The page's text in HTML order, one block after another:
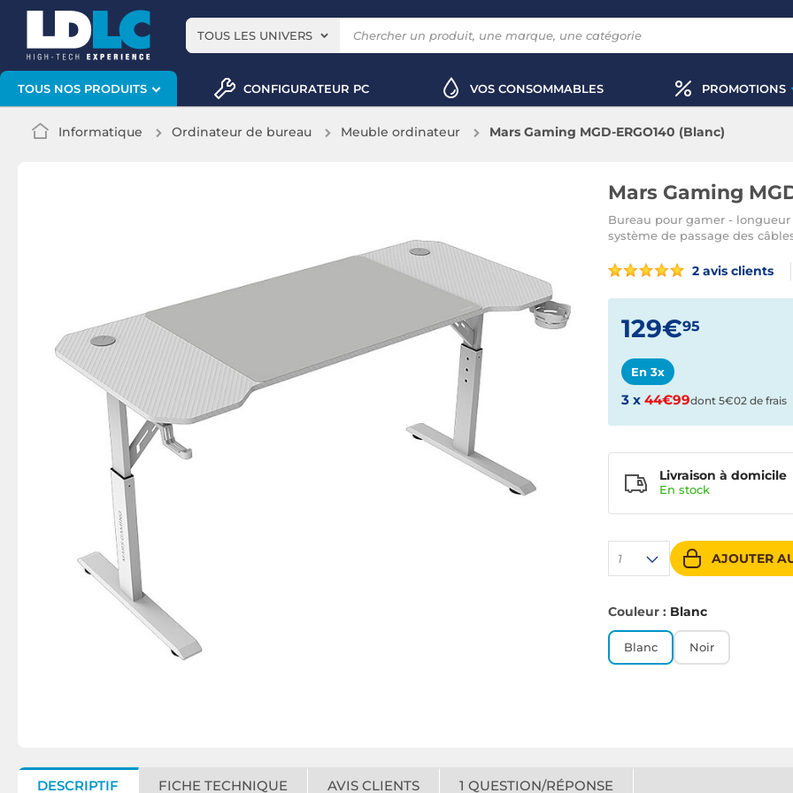
TOUS LES UNIVERS
TOUS NOS PRODUITS CONFIGURATEUR PC VOS CONSOMMABLES PROMOTIONS
Informatique Ordinateur de bureau Meuble ordinateur Mars Gaming MGD-ERGO140 (Blanc)
Mars Gaming
Bureau pour gamer -
système de passage des
2 avis clients
129€95
En 3x
3 x 44€99dont 5€02 de frais
1 AJOUTER
Livraison à domicile
En stock
Couleur : Blanc
Blanc Noir
DESCRIPTIF FICHE TECHNIQUE AVIS CLIENTS 1 QUESTION/RÉPONSE